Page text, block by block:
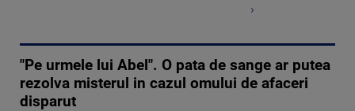
›
"Pe urmele lui Abel". O pata de sange ar putea
rezolva misterul in cazul omului de afaceri
disparut